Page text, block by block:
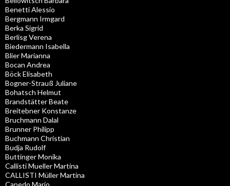
Benetti Alessio
Bergmann Irmgard
Berka Sigrid
Berlisg Verena
Biedermann Isabella
Blier Marianna
Bocan Andrea
Böck Elisabeth
Bogner-Strauß Juliane
Bohatsch Helmut
Brandstätter Beate
Breitebner Konstanze
Bruchmann Dalal
Brunner Philipp
Buchmann Christian
Budja Rudolf
Buttinger Monika
Callisti Mueller Martina
CALLISTI Müller Martina